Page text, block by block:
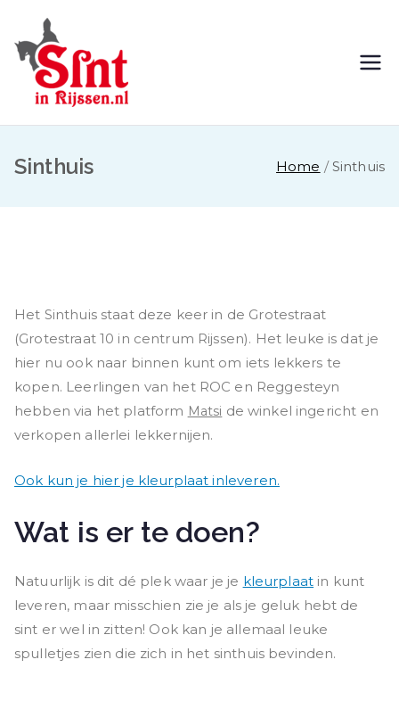
inhoud
Sinterklaasint
ocht Rijssen
Sinthuis Home Sinthuis
Het Sinthuis staat deze keer in de Grotestraat
(Grotestraat 10 in centrum Rijssen). Het leuke is dat je
hier nu ook naar binnen kunt om iets lekkers te
kopen. Leerlingen van het ROC en Reggesteyn
hebben via het platform Matsi de winkel ingericht en
verkopen allerlei lekkernijen.
Ook kun je hier je kleurplaat inleveren.
Wat is er te doen?
Natuurlijk is dit dé plek waar je je kleurplaat in kunt
leveren, maar misschien zie je als je geluk hebt de
sint er wel in zitten! Ook kan je allemaal leuke
spulletjes zien die zich in het sinthuis bevinden.